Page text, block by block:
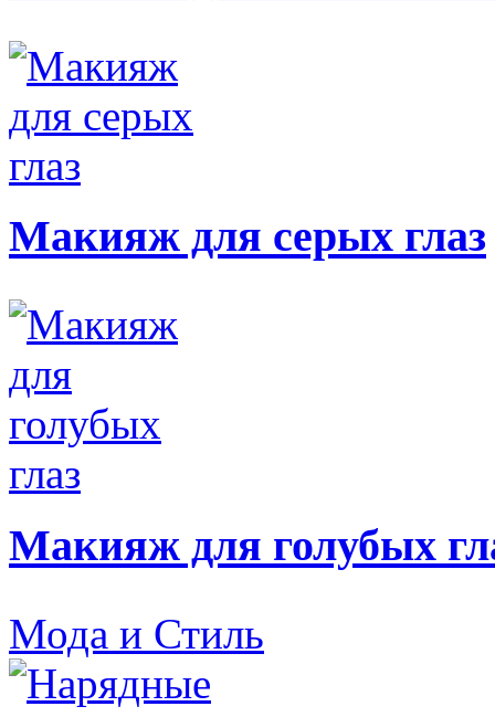
Макияж для серых глаз
Макияж для голубых
Мода и Стиль